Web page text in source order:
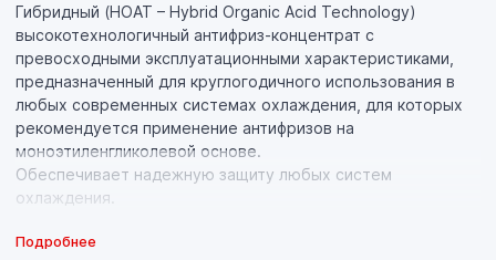
Гибридный (HOAT – Hybrid Organic Acid Technology)
высокотехнологичный антифриз-концентрат с
превосходными эксплуатационными характеристиками,
предназначенный для круглогодичного использования в
любых современных системах охлаждения, для которых
рекомендуется применение антифризов на
моноэтиленгликолевой основе.
Обеспечивает надежную защиту любых систем
охлаждения.
Свойства продукта:
Подробнее